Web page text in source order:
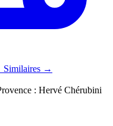
Similaires →